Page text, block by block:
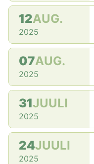
12AUG.
2025
07AUG.
2025
31JUULI
2025
24JUULI
2025